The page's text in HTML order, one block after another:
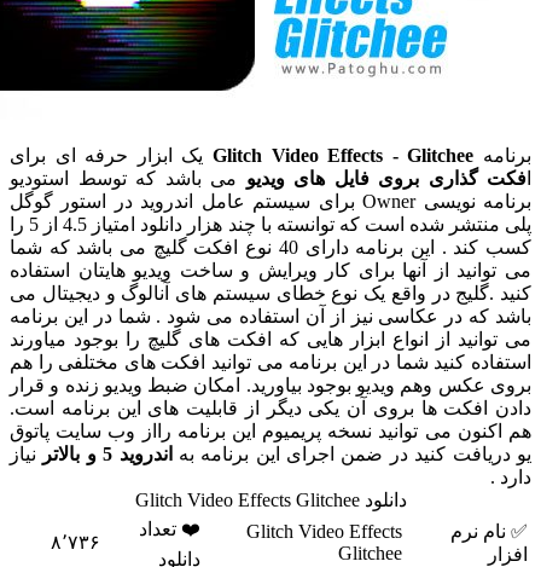
Glitch Video Effects - Glitchee یک ابزار حرفه ای برای
بروی فایل های ویدیومی باشد که توسط استودیو
برنامه نویسی Owner برای سیستم عامل اندروید در استور گوگل
پلی منتشر شده است که توانسته با چند هزار دانلود امتیاز 4.5 از 5 را
کسب کند . این برنامه دارای 40 نوع افکت گلیچ می باشد که شما
از آنها برای کار ویرایش و ساخت ویدیو هایتان استفاده
در واقع یک نوع خطای سیستم های آنالوگ و دیجیتال می
در عکاسی نیز از آن استفاده می شود . شما در این برنامه
از انواع ابزار هایی که افکت های گلیچ را بوجود میاورند
کنید شما در این برنامه می توانید افکت های مختلفی را هم
وهم ویدیو بوجود بیاورید. امکان ضبط ویدیو زنده و قرار
ها بروی آن یکی دیگر از قابلیت های این برنامه است.
می توانید نسخه پریمیوم این برنامه رااز وب سایت پاتوق
کنید در ضمن اجرای این برنامه به اندروید 5 و بالاتر نیاز
نرم
Glitch Video Effects
Glitchee
❤️ تعداد
۸٬۷۳۶